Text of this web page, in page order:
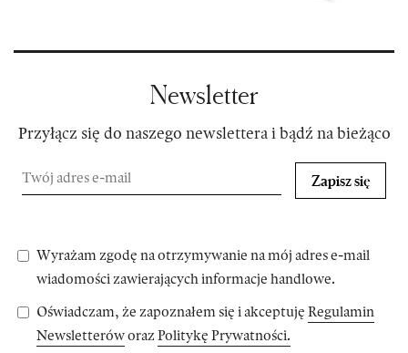
Newsletter
Przyłącz się do naszego newslettera i bądź na bieżąco
Zapisz się
Wyrażam zgodę na otrzymywanie na mój adres e-mail
wiadomości zawierających informacje handlowe.
Oświadczam, że zapoznałem się i akceptuję Regulamin
NewsletteróworazPolitykę Prywatności.